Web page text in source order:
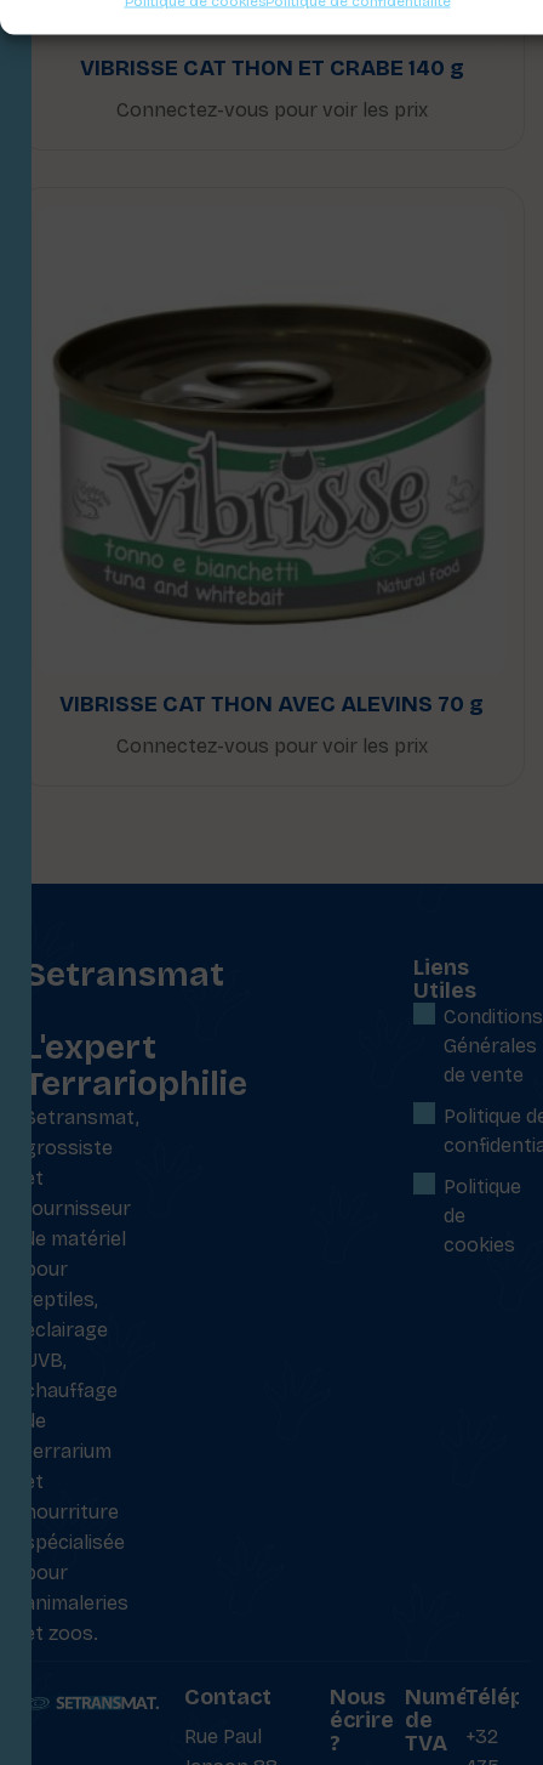
VIBRISSE CAT THON ET CRABE 140 g
Connectez-vous pour voir les prix
VIBRISSE CAT THON AVEC ALEVINS 70 g
Connectez-vous pour voir les prix
Setransmat
L'expert
Terrariophilie
Setransmat,
grossiste
et
fournisseur
de matériel
pour
reptiles,
éclairage
UVB,
chauffage
de
terrarium
et
nourriture
spécialisée
pour
animaleries
et zoos.
Liens
Utiles
Conditions
Générales
de vente
Politique
Politique
de
cookies
Contact
Rue Paul
Nous
écrire
?
Numéro
de
TVA
+32